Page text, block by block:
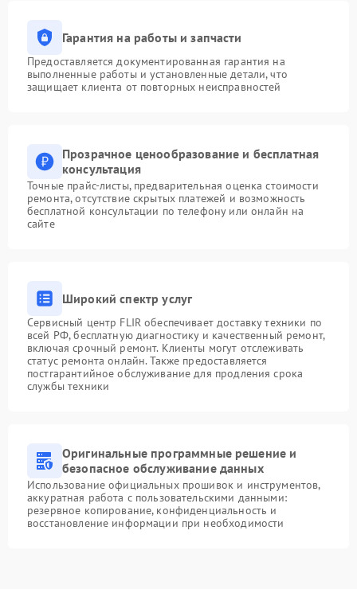
Гарантия на работы и запчасти
Предоставляется документированная гарантия на
выполненные работы и установленные детали, что
защищает клиента от повторных неисправностей
Прозрачное ценообразование и бесплатная
консультация
Точные прайс-листы, предварительная оценка стоимости
ремонта, отсутствие скрытых платежей и возможность
бесплатной консультации по телефону или онлайн на
сайте
Широкий спектр услуг
Сервисный центр FLIR обеспечивает доставку техники по
всей РФ, бесплатную диагностику и качественный ремонт,
включая срочный ремонт. Клиенты могут отслеживать
статус ремонта онлайн. Также предоставляется
постгарантийное обслуживание для продления срока
службы техники
Оригинальные программные решение и
безопасное обслуживание данных
Использование официальных прошивок и инструментов,
аккуратная работа с пользовательскими данными:
резервное копирование, конфиденциальность и
восстановление информации при необходимости